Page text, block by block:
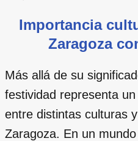
Importancia
Zaragoza
Más allá de su
festividad representa
entre distintas culturas
Zaragoza. En un